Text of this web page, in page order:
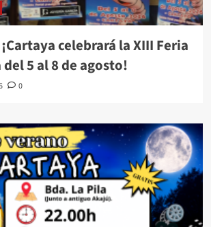
celebrará la XIII Feria
del 5 al 8 de agosto!
0